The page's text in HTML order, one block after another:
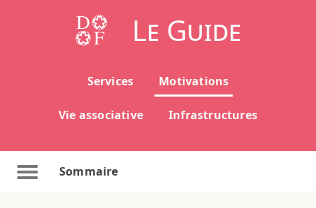
Le Guide
Services Motivations
Vie associative Infrastructures
Sommaire